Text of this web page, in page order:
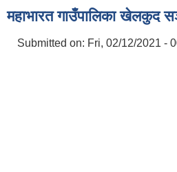
महाभारत गाउँपालिका खेलकुद
Submitted on: Fri, 02/12/2021 -